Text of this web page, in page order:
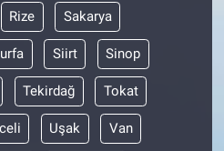
Rize Sakarya
Siirt Sinop
Tekirdağ Tokat
Uşak Van